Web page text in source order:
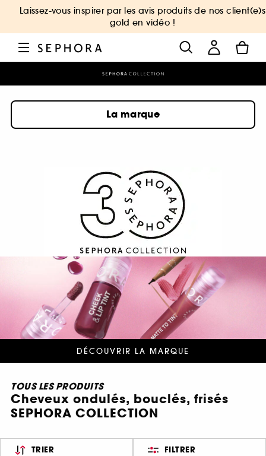
Laissez-vous inspirer par les avis produits de nos client(e)s
gold en vidéo !
La marque
DÉCOUVRIR LA MARQUE
TOUS LES PRODUITS
Cheveux ondulés, bouclés, frisés
SEPHORA COLLECTION
TRIER FILTRER